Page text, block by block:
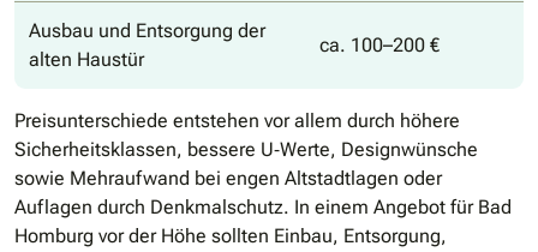
Ausbau und Entsorgung der
alten Haustür
ca. 100–200 €
Preisunterschiede entstehen vor allem durch höhere
Sicherheitsklassen, bessere U‐Werte, Designwünsche
sowie Mehraufwand bei engen Altstadtlagen oder
Auflagen durch Denkmalschutz. In einem Angebot für Bad
Homburg vor der Höhe sollten Einbau, Entsorgung,